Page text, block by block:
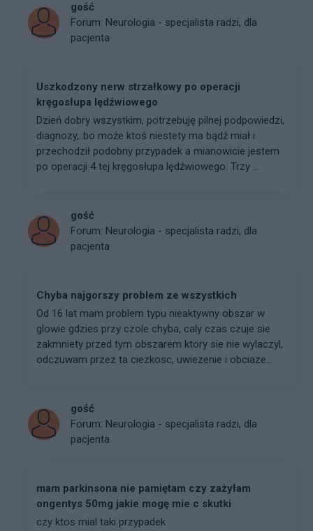
gość
Forum: Neurologia - specjalista radzi, dla
pacjenta
Uszkodzony nerw strzałkowy po operacji
kręgosłupa lędźwiowego
Dzień dobry wszystkim, potrzebuję pilnej podpowiedzi,
diagnozy,..bo może ktoś niestety ma bądź miał i
przechodził podobny przypadek a mianowicie jestem
po operacji 4 tej kręgosłupa lędźwiowego. Trzy ...
gość
Forum: Neurologia - specjalista radzi, dla
pacjenta
Chyba najgorszy problem ze wszystkich
Od 16 lat mam problem typu nieaktywny obszar w
glowie gdzies przy czole chyba, caly czas czuje sie
zakmniety przed tym obszarem ktory sie nie wylaczyl,
odczuwam przez ta ciezkosc, uwiezenie i obciaze...
gość
Forum: Neurologia - specjalista radzi, dla
pacjenta
mam parkinsona nie pamiętam czy zażyłam
ongentys 50mg jakie mogę mie c skutki
czy ktos mial taki przypadek